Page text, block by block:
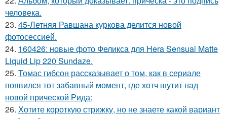
человека.
23. 45-Летняя Равшана куркова делится новой
фотосессией.
24. 160426: новые фото Феликса для Hera Sensual Matte
Liquid Lip 220 Sundaze.
25. Томас гибсон рассказывает о том, как в сериале
появился тот забавный момент, где хотч шутит над
новой прической Рида:
26. Хотите короткую стрижку, но не знаете какой вариант